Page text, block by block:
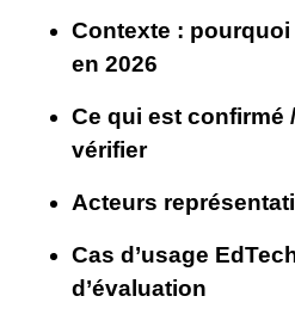
Contexte : pourquoi
en 2026
Ce qui est confirmé
vérifier
Acteurs
Cas d’usage
d’évaluation